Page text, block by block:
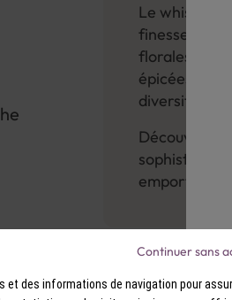
Le whisky
finesse. Que
florales ou
épicées, le
diversifiée
Découvrez
emporter
et des informations de navigation pour
Continuer sans